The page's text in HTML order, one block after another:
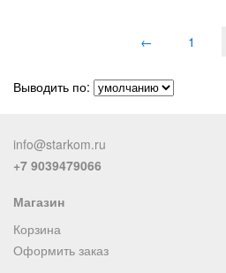
← 1
Выводить по:
info@starkom.ru
+7 9039479066
Магазин
Корзина
Оформить заказ